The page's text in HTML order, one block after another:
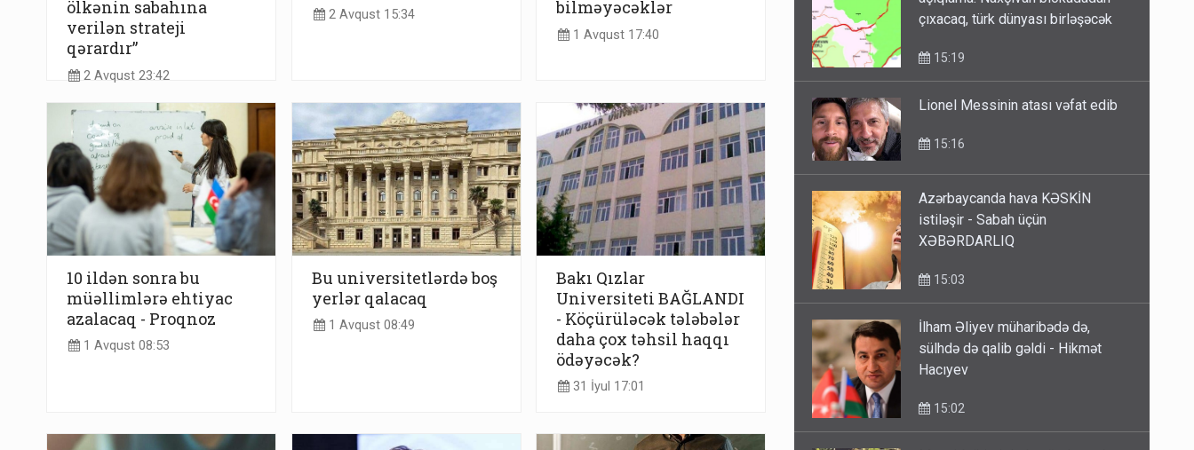
ölkənin sabahına
verilən strateji
qərardır”
2 Avqust 23:42
2 Avqust 15:34
bilməyəcəklər
1 Avqust 17:40
10 ildən sonra bu
müəllimlərə ehtiyac
azalacaq - Proqnoz
1 Avqust 08:53
Bu universitetlərdə boş
yerlər qalacaq
1 Avqust 08:49
Bakı Qızlar
Universiteti BAĞLANDI
- Köçürüləcək tələbələr
daha çox təhsil haqqı
ödəyəcək?
31 İyul 17:01
açıqlama: Naxçıvan blokadadan
Azərbaycanda hava KƏSKİN
istiləşir - Sabah üçün
İlham Əliyev müharibədə də,
sülhdə də qalib gəldi - Hikmət